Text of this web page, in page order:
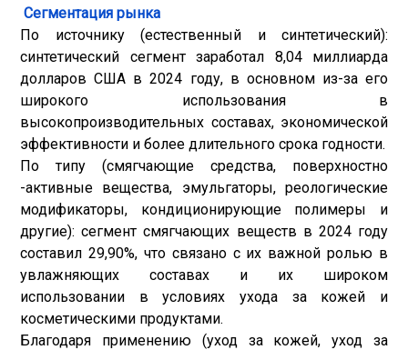
Сегментация рынка
По источнику (естественный и синтетический):
синтетический сегмент заработал 8,04 миллиарда
долларов США в 2024 году, в основном из-за его
широкого использования в
высокопроизводительных составах, экономической
эффективности и более длительного срока годности.
По типу (смягчающие средства, поверхностно
-активные вещества, эмульгаторы, реологические
модификаторы, кондиционирующие полимеры и
другие): сегмент смягчающих веществ в 2024 году
составил 29,90%, что связано с их важной ролью в
увлажняющих составах и их широком
использовании в условиях ухода за кожей и
косметическими продуктами.
Благодаря применению (уход за кожей, уход за